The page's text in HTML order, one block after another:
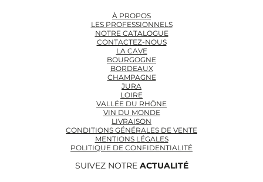
À PROPOS
LES PROFESSIONNELS
NOTRE CATALOGUE
CONTACTEZ-NOUS
LA CAVE
BOURGOGNE
BORDEAUX
CHAMPAGNE
JURA
LOIRE
VALLÉE DU RHÔNE
VIN DU MONDE
LIVRAISON
CONDITIONS GÉNÉRALES DE VENTE
MENTIONS LÉGALES
POLITIQUE DE CONFIDENTIALITÉ
SUIVEZ NOTRE ACTUALITÉ